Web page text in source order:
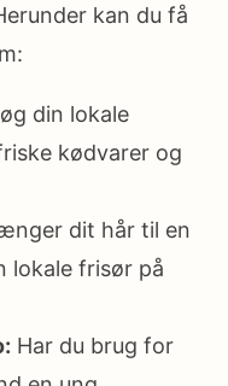
kan du få
din lokale
kødvarer og
dit hår til en
lokale frisør på
Har du brug for